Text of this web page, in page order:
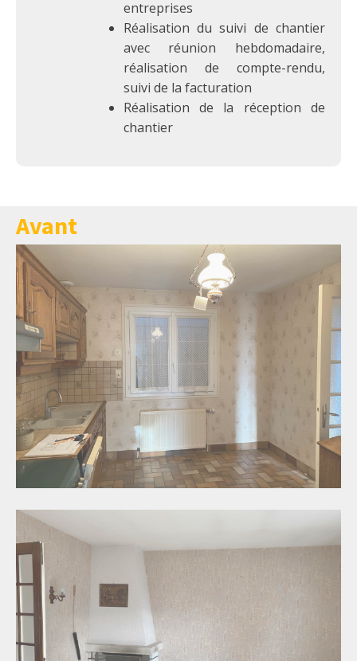
entreprises
Réalisation du suivi de chantier
avec réunion hebdomadaire,
réalisation de compte-rendu,
suivi de la facturation
Réalisation de la réception de
chantier
Avant